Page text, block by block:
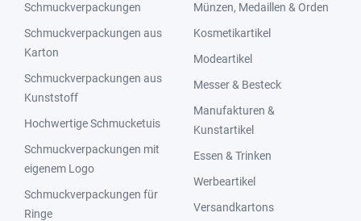
Schmuckverpackungen
Schmuckverpackungen aus
Karton
Schmuckverpackungen aus
Kunststoff
Hochwertige Schmucketuis
Schmuckverpackungen mit
eigenem Logo
Schmuckverpackungen für
Ringe
Münzen, Medaillen & Orden
Kosmetikartikel
Modeartikel
Messer & Besteck
Manufakturen &
Kunstartikel
Essen & Trinken
Werbeartikel
Versandkartons